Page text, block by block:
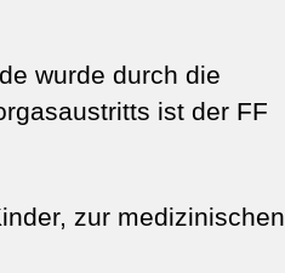
wurde durch die
ist der FF
zur medizinischen